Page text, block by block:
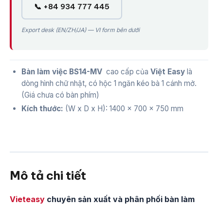
📞 +84 934 777 445
Export desk (EN/ZH/JA) — VI form bên dưới
Bàn làm việc BS14-MV cao cấp của Việt Easy là
dòng hình chữ nhật, có hộc 1 ngăn kéo bà 1 cánh mở.
(Giá chưa có bàn phím)
Kích thước: (W x D x H): 1400 x 700 x 750 mm
Mô tả chi tiết
Vieteasy chuyên sản xuất và phân phối bàn làm